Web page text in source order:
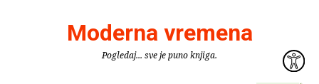
Moderna vremena
Pogledaj... sve je puno knjiga.